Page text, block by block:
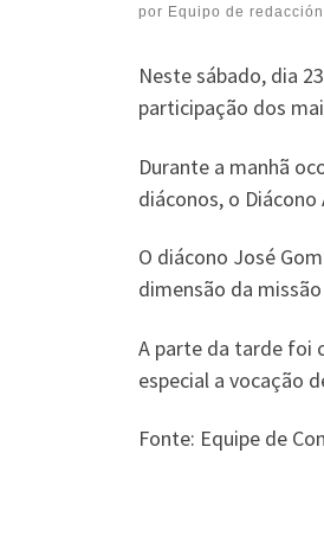
por Equipo de redacción
Neste sábado, dia
participação dos
Durante a manhã
diáconos, o
O diácono José
dimensão da
A parte da tarde foi
especial a vocação
Fonte: Equipe de